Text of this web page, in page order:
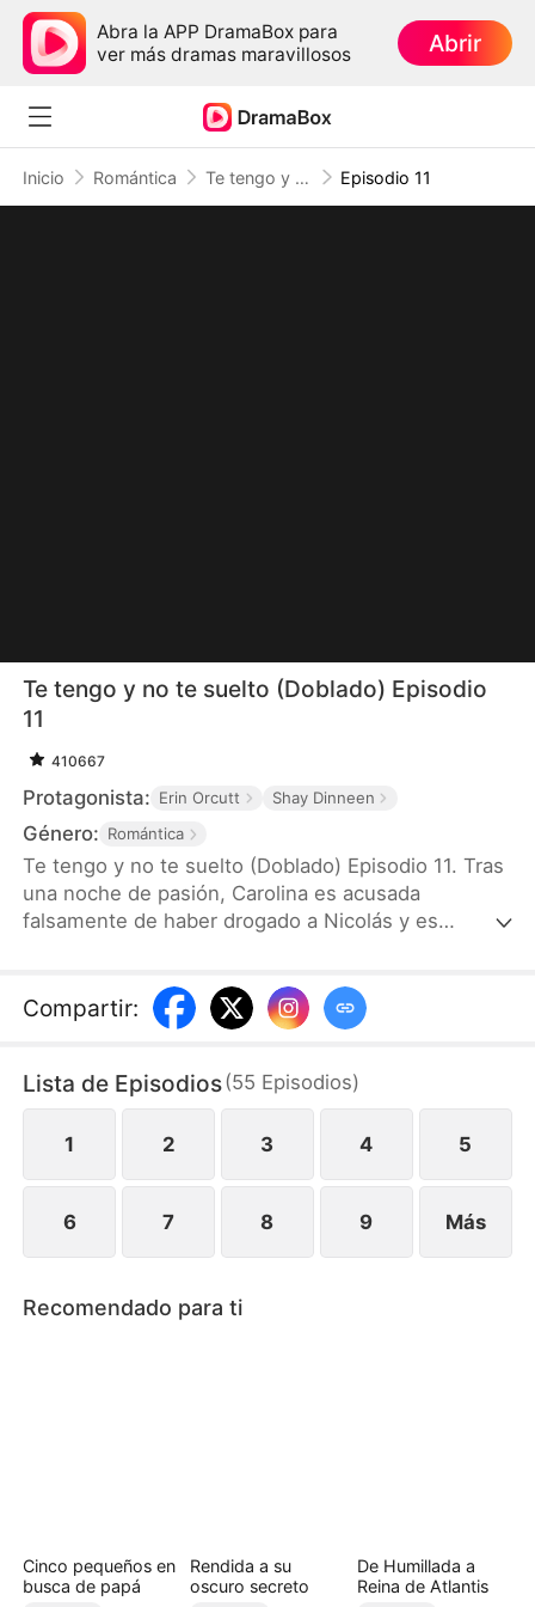
Abra la APP DramaBox para
ver más dramas maravillosos
Abrir
Inicio Romántica Te tengo y no te suelto (Doblado) Episodio 11
Te tengo y no te suelto (Doblado) Episodio
11
410667
Protagonista: Erin Orcutt Shay Dinneen
Género: Romántica
Te tengo y no te suelto (Doblado) Episodio 11. Tras
una noche de pasión, Carolina es acusada
falsamente de haber drogado a Nicolás y es
hasta que el destino la pone frente a frente con su
nuevo jefe: el mismísimo Nicolás. Debajo de su
nuevamente atraído por ella. Pero, ¿cuánto tardará
en descubrir la verdad—que Carolina ha estado
criando en secreto a su hijo?
Compartir:
Lista de Episodios(55 Episodios)
1 2 3 4 5
6 7 8 9 Más
Recomendado para ti
Cinco pequeños en
busca de papá
Rendida a su
oscuro secreto
De Humillada a
Reina de Atlantis